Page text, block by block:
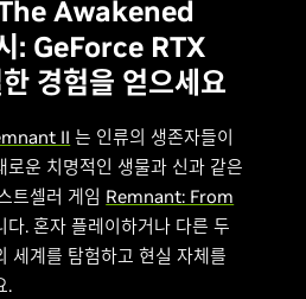
Awakened
: GeForce RTX
경험을 얻으세요
II 는 인류의 생존자들이
로운 치명적인 생물과 신과 같은
트셀러 게임 Remnant: From
다. 혼자 플레이하거나 다른 두
세계를 탐험하고 현실 자체를
.